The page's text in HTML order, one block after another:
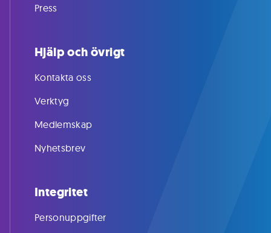
Press
Hjälp och övrigt
Kontakta oss
Verktyg
Medlemskap
Nyhetsbrev
Integritet
Personuppgifter